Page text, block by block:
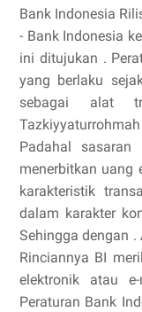
Bank Indonesia
- Bank Indonesia
ini ditujukan .
yang berlaku
sebagai alat
Padahal
menerbitkan uang
karakteristik
dalam karakter
Sehingga dengan .
Rinciannya BI
elektronik atau
Peraturan Bank